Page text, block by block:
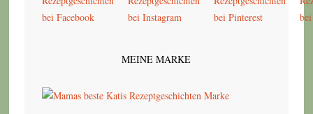
MEINE MARKE